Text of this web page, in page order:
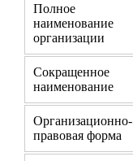
Полное
наименование
организации
Сокращенное
наименование
Организационно-
правовая форма